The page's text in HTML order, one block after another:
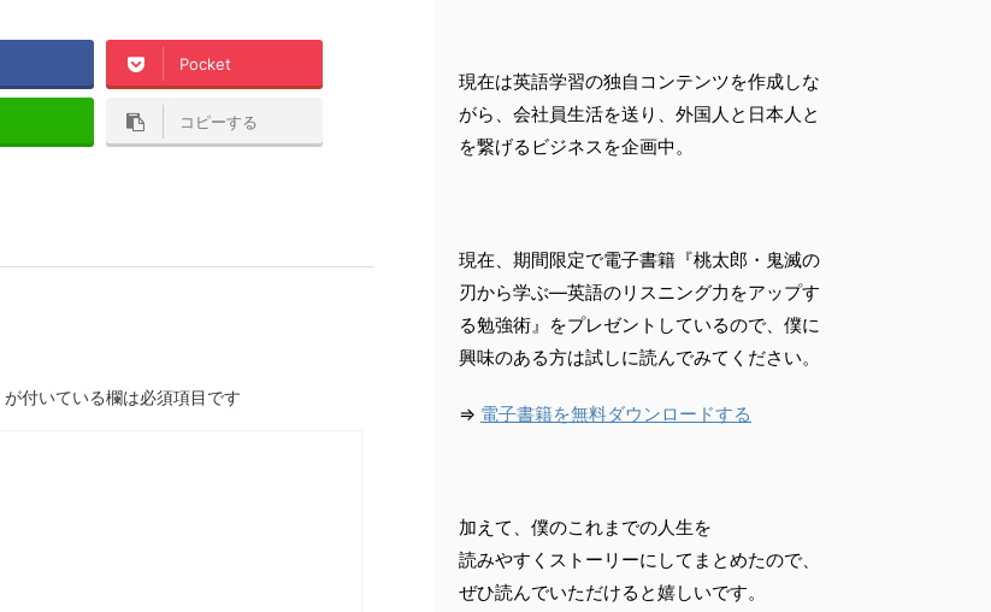
Pocket
コピーする
が付いている欄は必須項目です
現在は英語学習の独自コンテンツを作成しな
がら、会社員生活を送り、外国人と日本人と
を繋げるビジネスを企画中。
現在、期間限定で電子書籍『桃太郎・鬼滅の
刃から学ぶ―英語のリスニング力をアップす
る勉強術』をプレゼントしているので、僕に
興味のある方は試しに読んでみてください。
⇒ 電子書籍を無料ダウンロードする
加えて、僕のこれまでの人生を
読みやすくストーリーにしてまとめたので、
ぜひ読んでいただけると嬉しいです。